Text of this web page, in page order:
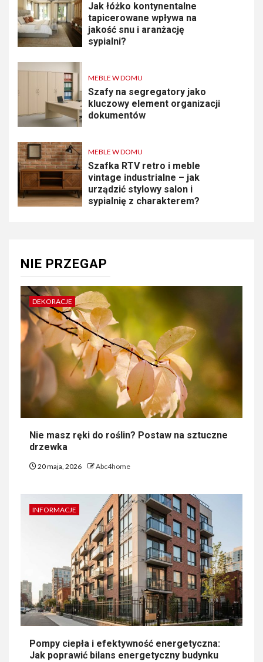
Jak łóżko kontynentalne
tapicerowane wpływa na
jakość snu i aranżację
sypialni?
MEBLE W DOMU
Szafy na segregatory jako
kluczowy element organizacji
dokumentów
MEBLE W DOMU
Szafka RTV retro i meble
vintage industrialne – jak
urządzić stylowy salon i
sypialnię z charakterem?
NIE PRZEGAP
DEKORACJE
Nie masz ręki do roślin? Postaw na sztuczne
drzewka
20 maja, 2026 Abc4home
INFORMACJE
Pompy ciepła i efektywność energetyczna:
Jak poprawić bilans energetyczny budynku